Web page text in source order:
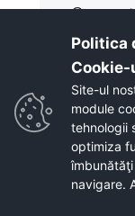
Auditori,
public
Salvator
Politica
Cookie-
Site-ul
module
tehnologii
optimiza
navigare.